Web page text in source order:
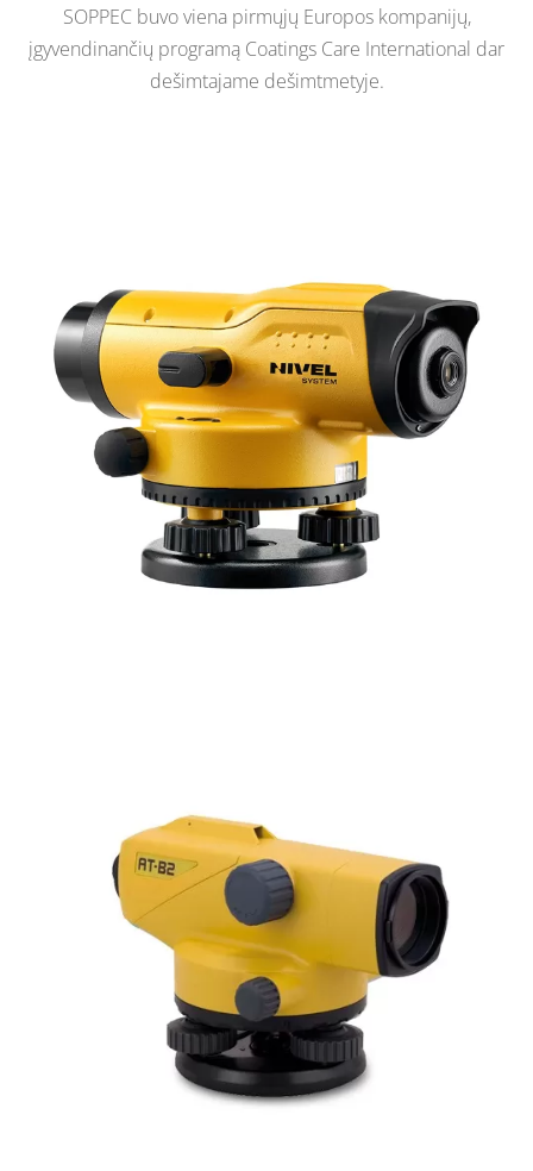
SOPPEC buvo viena pirmųjų Europos kompanijų,
įgyvendinančių programą Coatings Care International dar
dešimtajame dešimtmetyje.